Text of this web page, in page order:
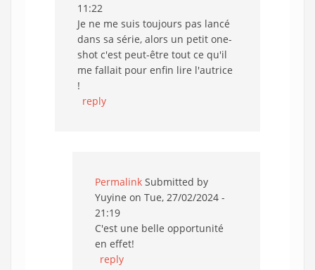
11:22
Je ne me suis toujours pas lancé
dans sa série, alors un petit one-
shot c'est peut-être tout ce qu'il
me fallait pour enfin lire l'autrice
!
reply
Permalink Submitted by
Yuyine on Tue, 27/02/2024 -
21:19
C'est une belle opportunité
en effet!
reply